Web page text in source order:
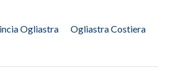
Ogliastra
Ogliastra Costiera